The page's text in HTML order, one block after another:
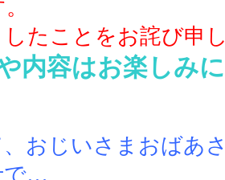
たことをお詫び申
内容はお楽しみ
おじいさまおばあ
で…